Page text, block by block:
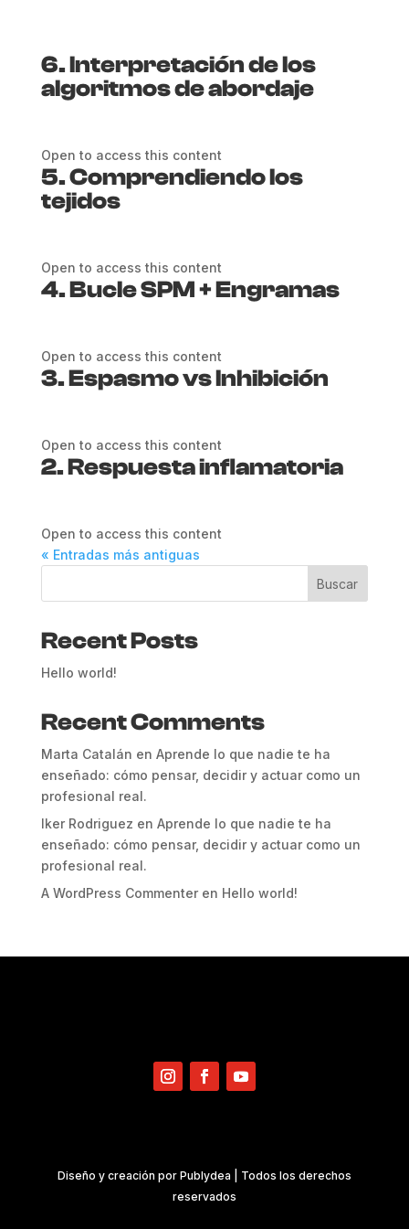
6. Interpretación de los
algoritmos de abordaje
Open to access this content
5. Comprendiendo los
tejidos
Open to access this content
4. Bucle SPM + Engramas
Open to access this content
3. Espasmo vs Inhibición
Open to access this content
2. Respuesta inflamatoria
Open to access this content
« Entradas más antiguas
Buscar
Recent Posts
Hello world!
Recent Comments
Marta Catalán en Aprende lo que nadie te ha
enseñado: cómo pensar, decidir y actuar como un
profesional real.
Iker Rodriguez en Aprende lo que nadie te ha
enseñado: cómo pensar, decidir y actuar como un
profesional real.
A WordPress Commenteren Hello world!
Diseño y creación por Publydea | Todos los derechos
reservados